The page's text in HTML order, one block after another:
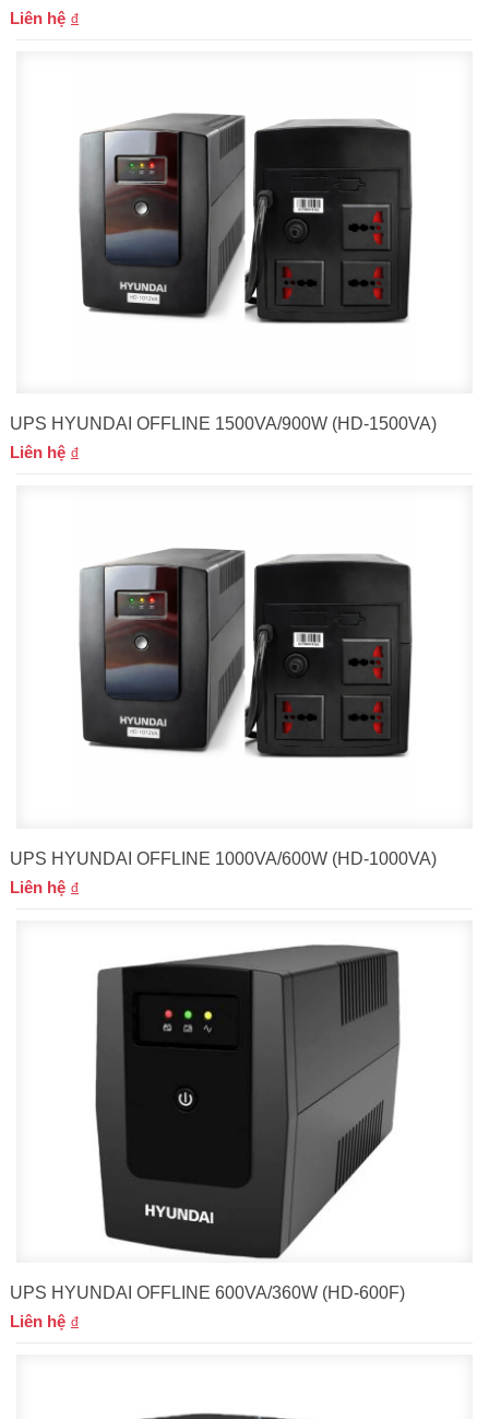
Liên hệ
UPS HYUNDAI OFFLINE 1500VA/900W (HD-1500VA)
Liên hệ
UPS HYUNDAI OFFLINE 1000VA/600W (HD-1000VA)
Liên hệ
UPS HYUNDAI OFFLINE 600VA/360W (HD-600F)
Liên hệ